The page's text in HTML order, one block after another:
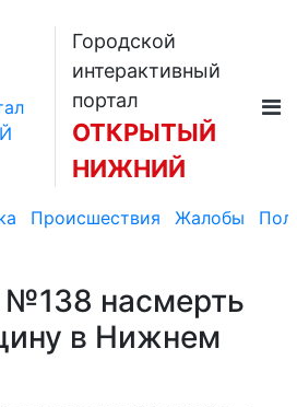
Городской
интерактивный
портал
ОТКРЫТЫЙ
НИЖНИЙ
Происшествия Жалобы
насмерть
в Нижнем